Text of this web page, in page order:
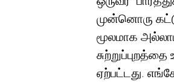
முன்னொரு
மூலமாக
ஏற்பட்டது.